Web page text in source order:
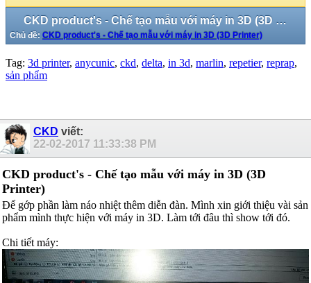
CKD product's - Chế tạo mẫu với máy in 3D (3D Printer)
Chủ đề: CKD product's - Chế tạo mẫu với máy in 3D (3D Printer)
Tag: 3d printer, anycunic, ckd, delta, in 3d, marlin, repetier, reprap,
sản phẩm
CKD viết:
22-02-2017 11:33:38 PM
CKD product's - Chế tạo mẫu với máy in 3D (3D
Printer)
Để gớp phần làm náo nhiệt thêm diễn đàn. Mình xin giới thiệu vài sản
phẩm mình thực hiện với máy in 3D. Làm tới đâu thì show tới đó.
Chi tiết máy: